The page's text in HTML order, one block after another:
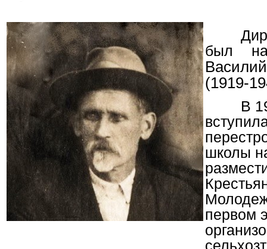
был
(1919-
В
школы
первом